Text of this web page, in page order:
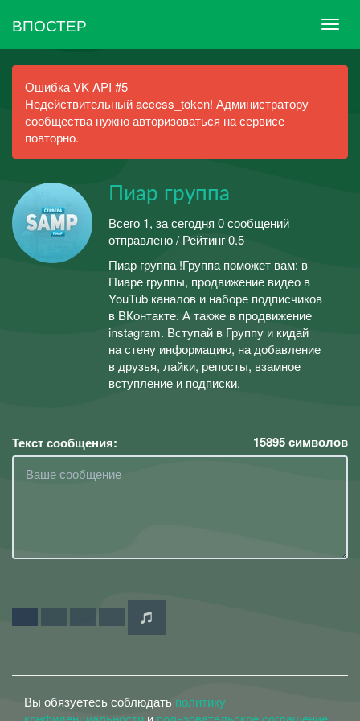
ВПОСТЕР
Ошибка VK API #5
Недействительный access_token! Администратору
сообщества нужно авторизоваться на сервисе
повторно.
Пиар группа
Всего 1, за сегодня 0 сообщений
отправлено / Рейтинг 0.5
Пиар группа !Группа поможет вам: в
Пиаре группы, продвижение видео в
YouTub каналов и наборе подписчиков
в ВКонтакте. А также в продвижение
instagram. Вступай в Группу и кидай
на стену информацию, на добавление
в друзья, лайки, репосты, взамное
вступление и подписки.
Текст сообщения: 15895символов
Вы обязуетесь соблюдать политику